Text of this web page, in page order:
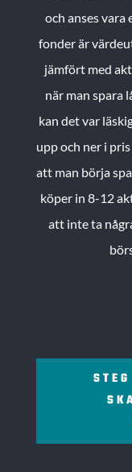
och anses vara
fonder är
jämfört med
när man spara
kan det var
upp och ner i
att man börja
köper in 8-12
att inte ta